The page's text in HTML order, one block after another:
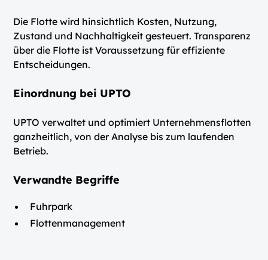
Die Flotte wird hinsichtlich Kosten, Nutzung,
Zustand und Nachhaltigkeit gesteuert. Transparenz
über die Flotte ist Voraussetzung für effiziente
Entscheidungen.
Einordnung bei UPTO
UPTO verwaltet und optimiert Unternehmensflotten
ganzheitlich, von der Analyse bis zum laufenden
Betrieb.
Verwandte Begriffe
Fuhrpark
Flottenmanagement